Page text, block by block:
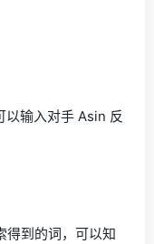
以输入对手 Asin 反
得到的词，可以知